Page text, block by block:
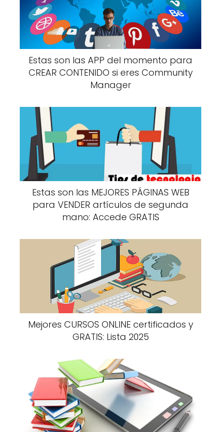
Estas son las APP del momento para
CREAR CONTENIDO si eres Community
Manager
Estas son las MEJORES PÁGINAS WEB
para VENDER artículos de segunda
mano: Accede GRATIS
Mejores CURSOS ONLINE certificados y
GRATIS: Lista 2025